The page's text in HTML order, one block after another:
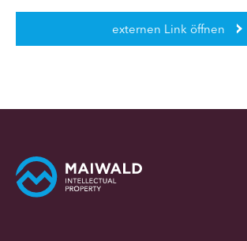
externen Link öffnen